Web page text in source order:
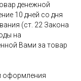
денежной
10 дней со дня
(ст. 22 Закона
на
Вами за товар
оформления